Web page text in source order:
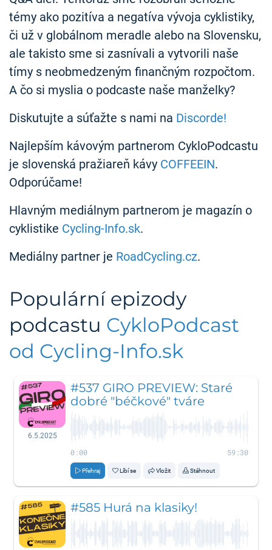
témy ako pozitíva a negatíva vývoja cyklistiky,
či už v globálnom meradle alebo na Slovensku,
ale takisto sme si zasnívali a vytvorili naše
tímy s neobmedzeným finančným rozpočtom.
A čo si myslia o podcaste naše manželky?
Diskutujte a súťažte s nami na Discorde!
Najlepším kávovým partnerom CykloPodcastu
je slovenská pražiareň kávy COFFEEIN.
Odporúčame!
Hlavným mediálnym partnerom je magazín o
cyklistike Cycling-Info.sk.
Mediálny partner je RoadCycling.cz.
Populární epizody
podcastu CykloPodcast
od Cycling-Info.sk
6.5.2025
#537 GIRO PREVIEW: Staré
dobré "béčkové" tváre
0:00 59:30
Přehraj Líbí se Vložit Stáhnout
#585 Hurá na klasiky!